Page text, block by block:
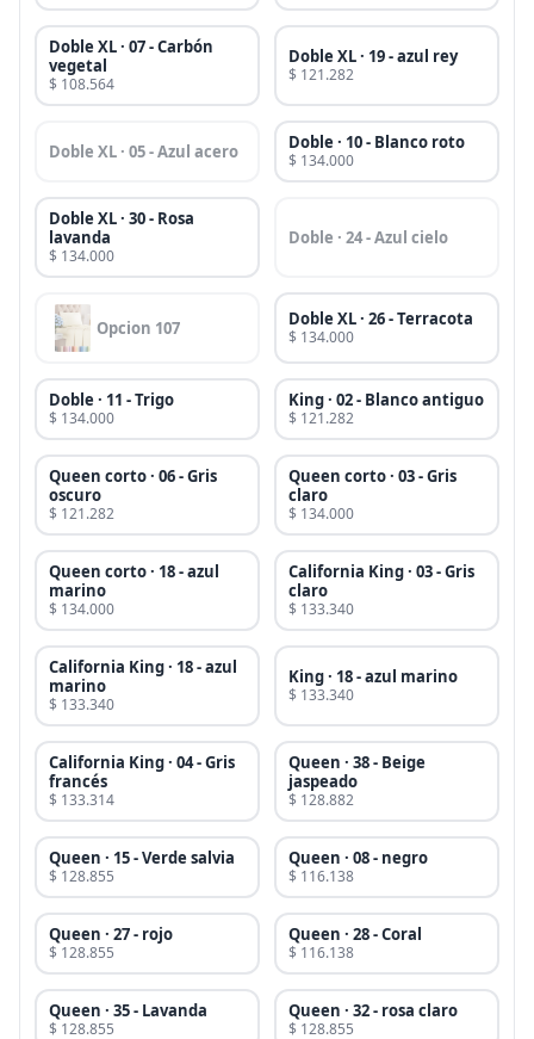
Doble XL · 07 - Carbón
vegetal
$ 108.564
Doble XL · 19 - azul rey
$ 121.282
Doble XL · 05 - Azul acero Doble · 10 - Blanco roto
$ 134.000
Doble XL · 30 - Rosa
lavanda
$ 134.000
Doble · 24 - Azul cielo
Opcion 107 Doble XL · 26 - Terracota
$ 134.000
Doble · 11 - Trigo
$ 134.000
King · 02 - Blanco antiguo
$ 121.282
Queen corto · 06 - Gris
oscuro
$ 121.282
Queen corto · 03 - Gris
claro
$ 134.000
Queen corto · 18 - azul
marino
$ 134.000
California King · 03 - Gris
claro
$ 133.340
California King · 18 - azul
marino
$ 133.340
King · 18 - azul marino
$ 133.340
California King · 04 - Gris
francés
$ 133.314
Queen · 38 - Beige
jaspeado
$ 128.882
Queen · 15 - Verde salvia
$ 128.855
Queen · 08 - negro
$ 116.138
Queen · 27 - rojo
$ 128.855
Queen · 28 - Coral
$ 116.138
Queen · 35 - Lavanda
$ 128.855
Queen · 32 - rosa claro
$ 128.855